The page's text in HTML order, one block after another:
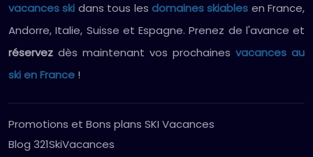
vacances ski dans tous les domaines skiables en France,
Andorre, Italie, Suisse et Espagne. Prenez de l'avance et
réservez dès maintenant vos prochaines vacances au
ski en France !
Promotions et Bons plans SKI Vacances
Blog 321SkiVacances